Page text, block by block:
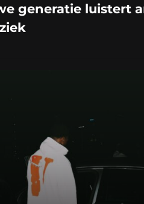
generatie luistert